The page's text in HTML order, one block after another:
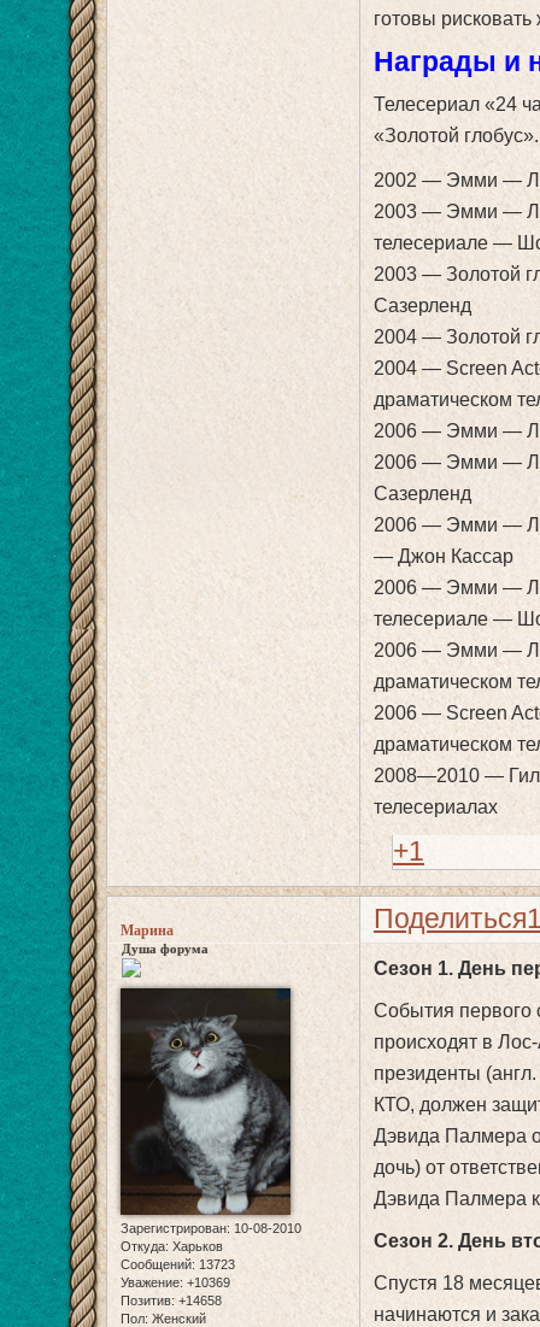
готовы
Награды и
Телесериал «24
«Золотой глобус».
2002 — Эмми —
2003 — Эмми —
телесериале —
2003 — Золотой
Сазерленд
2004 — Золотой
2004 — Screen
драматическом
2006 — Эмми —
2006 — Эмми —
Сазерленд
2006 — Эмми —
— Джон Кассар
2006 — Эмми —
телесериале —
2006 — Эмми —
драматическом
2006 — Screen
драматическом
2008—2010 —
телесериалах
+1
Поделиться
Марина
Душа форума
Зарегистрирован: 10-08-2010
Откуда: Харьков
Сообщений: 13723
Уважение: +10369
Позитив: +14658
Пол: Женский
Сезон 1. День
События первого
происходят в
президенты
КТО, должен
Дэвида Палмера
дочь) от
Дэвида Палмера
Сезон 2. День
Спустя 18
начинаются и